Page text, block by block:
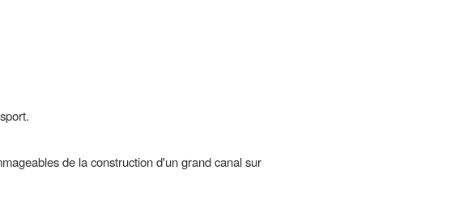
de la construction d'un grand canal sur